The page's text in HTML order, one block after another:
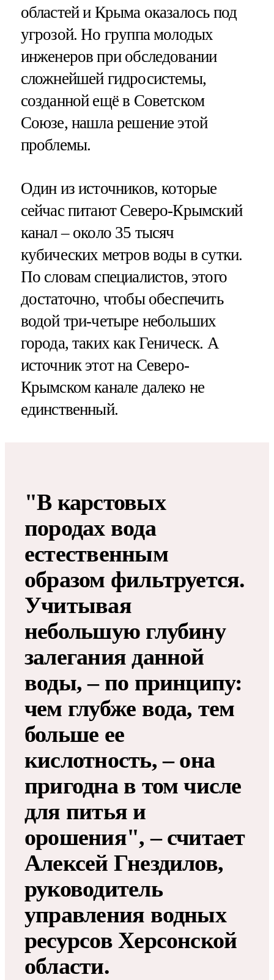
областей и Крыма оказалось под
угрозой. Но группа молодых
инженеров при обследовании
сложнейшей гидросистемы,
созданной ещё в Советском
Союзе, нашла решение этой
проблемы.
Один из источников, которые
сейчас питают Северо-Крымский
канал – около 35 тысяч
кубических метров воды в сутки.
По словам специалистов, этого
достаточно, чтобы обеспечить
водой три-четыре небольших
города, таких как Геническ. А
источник этот на Северо-
Крымском канале далеко не
единственный.
"В карстовых
породах вода
естественным
образом фильтруется.
Учитывая
небольшую глубину
залегания данной
воды, – по принципу:
чем глубже вода, тем
больше ее
кислотность, – она
пригодна в том числе
для питья и
орошения", – считает
Алексей Гнездилов,
руководитель
управления водных
ресурсов Херсонской
области.